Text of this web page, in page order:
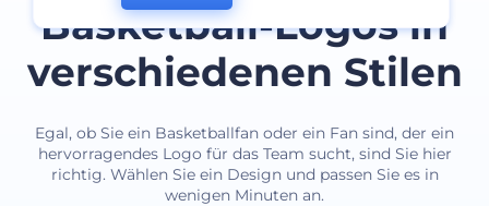
Basketball-Logos in
verschiedenen Stilen
Egal, ob Sie ein Basketballfan oder ein Fan sind, der ein
hervorragendes Logo für das Team sucht, sind Sie hier
richtig. Wählen Sie ein Design und passen Sie es in
wenigen Minuten an.